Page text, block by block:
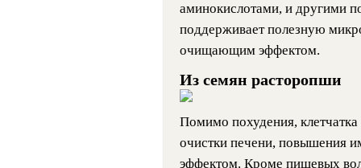
аминокислотами, и другими
поддерживает полезную
очищающим эффектом.
Из семян расторопши
Помимо похудения,
очистки печени, повышения
эффектом. Кроме пищевых